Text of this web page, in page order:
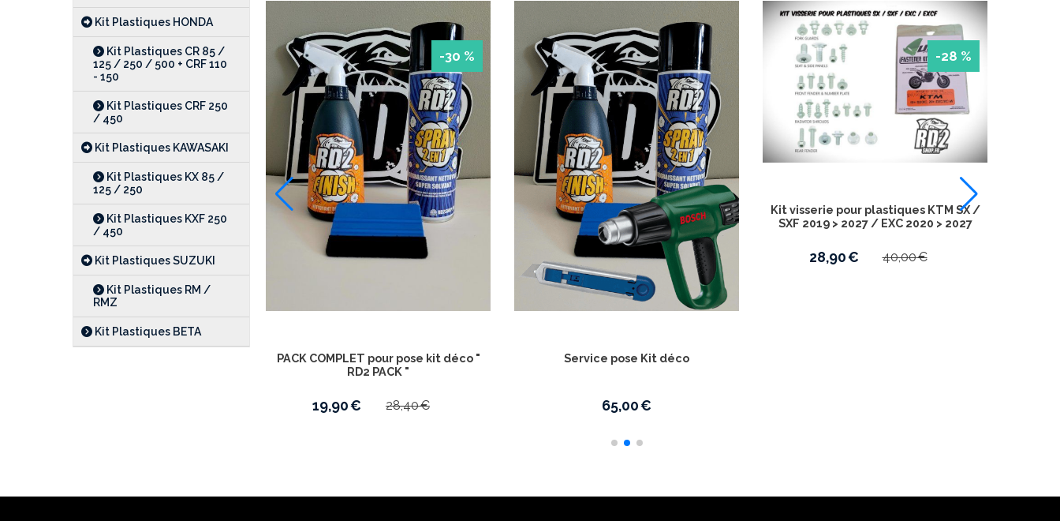
Kit Plastiques HONDA
Kit Plastiques CR 85 /
125 / 250 / 500 + CRF 110
- 150
Kit Plastiques CRF 250
/ 450
Kit Plastiques KAWASAKI
Kit Plastiques KX 85 /
125 / 250
Kit Plastiques KXF 250
/ 450
Kit Plastiques SUZUKI
Kit Plastiques RM /
RMZ
Kit Plastiques BETA
SXF 2019 > 2027 / EXC 2020 > 2027
28,90€ 40,00
PACK COMPLET pour pose kit déco "
RD2 PACK "
19,90€
Service pose Kit déco
Kit visserie pour plastiques KTM SX /
SXF 2019 > 2027 / EXC 2020 > 2027
28,90€